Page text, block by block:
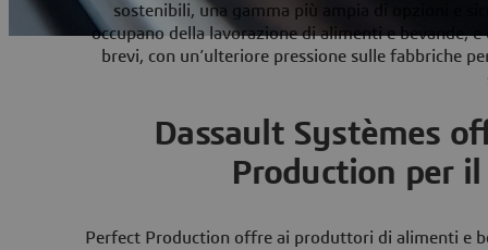
sostenibili, una gamma più ampia di opzioni e
occupano della lavorazione di alimenti e bevande,
brevi, con un’ulteriore pressione sulle fabbriche
Dassault Systèmes
Production per
Perfect Production offre ai produttori di alimenti e